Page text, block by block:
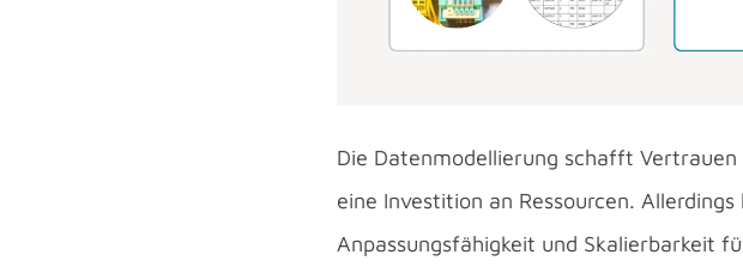
Die Datenmodellierung schafft
eine Investition an Ressourcen.
Anpassungsfähigkeit und Skalierbarkeit